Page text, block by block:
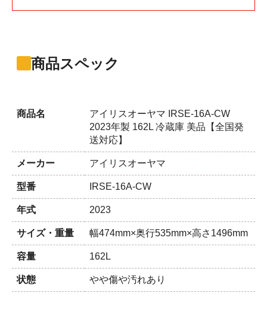
商品スペック
商品名
アイリスオーヤマ IRSE-16A-CW
2023年製 162L 冷蔵庫 美品【全国発
送対応】
メーカー アイリスオーヤマ
型番 IRSE-16A-CW
年式 2023
サイズ・重量 幅474mm×奥行535mm×高さ1496mm
容量 162L
状態 やや傷や汚れあり